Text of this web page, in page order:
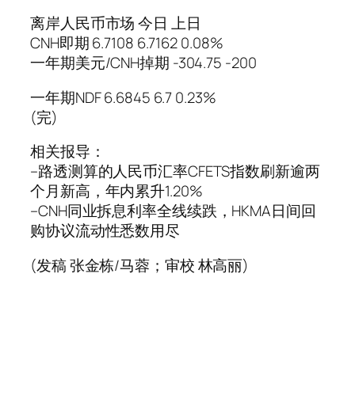
离岸人民币市场 今日 上日
CNH即期 6.7108 6.7162 0.08%
一年期美元/CNH掉期 -304.75 -200
一年期NDF 6.6845 6.7 0.23%
(完)
相关报导：
–路透测算的人民币汇率CFETS指数刷新逾两
个月新高，年内累升1.20%
–CNH同业拆息利率全线续跌，HKMA日间回
购协议流动性悉数用尽
(发稿 张金栋/马蓉；审校 林高丽)